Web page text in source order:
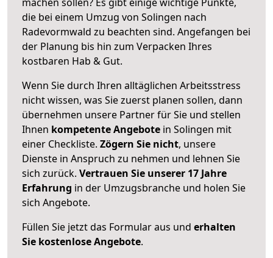
die bei einem Umzug von Solingen nach
Radevormwald zu beachten sind. Angefangen bei
der Planung bis hin zum Verpacken Ihres
kostbaren Hab & Gut.
Wenn Sie durch Ihren alltäglichen Arbeitsstress
nicht wissen, was Sie zuerst planen sollen, dann
übernehmen unsere Partner für Sie und stellen
Ihnen kompetente Angebote in Solingen mit
einer Checkliste. Zögern Sie nicht, unsere
Dienste in Anspruch zu nehmen und lehnen Sie
sich zurück. Vertrauen Sie unserer 17 Jahre
Erfahrung in der Umzugsbranche und holen Sie
sich Angebote.
Füllen Sie jetzt das Formular aus und erhalten
Sie kostenlose Angebote.